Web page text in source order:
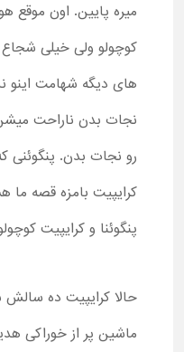
میره پایین. اون موقع
کوچولو ولی خیلی شجاع
های دیگه شهامت اینو
نجات بدن ناراحت
رو نجات بدن. پنگوئنی
کرایپیت بامزه قصه
پنگوئنا و کرایپیت
حالا کرایپیت ده
ماشین پر از خوراکی